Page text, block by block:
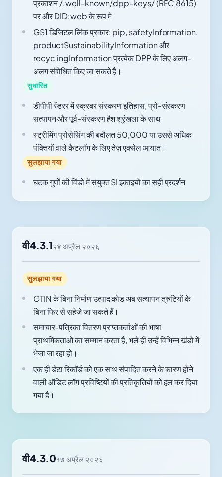
प्रकाशन /.well-known/dpp-keys/ (RFC 8615)
पर और DID:web के रूप में
GS1 डिजिटल लिंक प्रकार: pip, safetyInformation,
productSustainabilityInformation और
recyclingInformation प्रत्येक DPP के लिए अलग-
अलग संबोधित किए जा सकते हैं।
सुधारित
डीपीपी रेंडरर में स्क्रबर संस्करण इतिहास, प्रो-संस्करण
सत्यापन और पूर्व-संस्करण हैश श्रृंखला के साथ
स्ट्रीमिंग प्रोसेसिंग की बदौलत 50,000 या उससे अधिक
पंक्तियों वाले कैटलॉग के लिए तेज़ एक्सेल आयात।
सुलझाया गया
घटक गुणों की विंडो में संयुक्त SI इकाइयों का सही प्रदर्शन
वी4.3.1२४ अप्रैल २०२६
सुलझाया गया
GTIN के बिना निर्माण उत्पाद कोड अब सत्यापन त्रुटियों के
बिना फिर से सहेजे जा सकते हैं।
समाचार-पत्रिका वितरण प्राप्तकर्ताओं की भाषा
प्राथमिकताओं का सम्मान करता है, भले ही उन्हें विभिन्न खंडों में
भेजा जा रहा हो।
एक ही डेटा रिकॉर्ड को एक साथ संपादित करने के कारण होने
वाली ऑडिट लॉग प्रविष्टियों की प्रतिकृतियों को हल कर दिया
गया है।
वी4.3.0१७ अप्रैल २०२६